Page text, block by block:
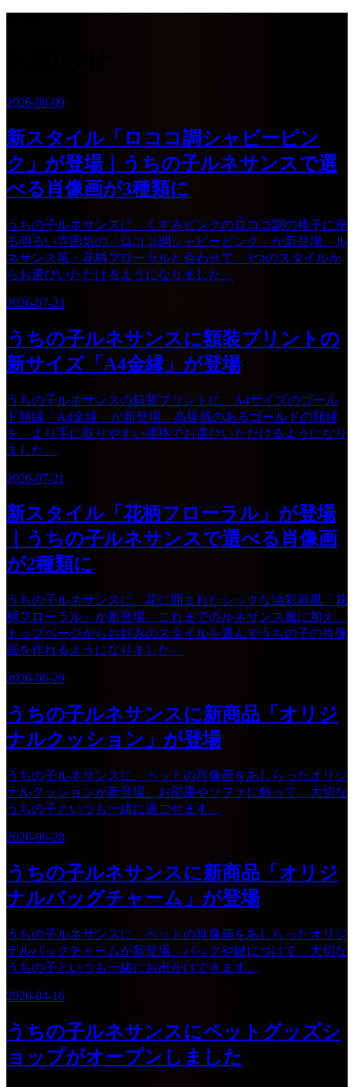
2026-08-09
新スタイル「ロココ調シャビーピン
ク」が登場｜うちの子ルネサンスで選
べる肖像画が3種類に
うちの子ルネサンスに、くすみピンクのロココ調の椅子に座
る明るい雰囲気の「ロココ調シャビーピンク」が新登場。ル
ネサンス風・花柄フローラルと合わせて、3つのスタイルか
らお選びいただけるようになりました。
2026-07-23
うちの子ルネサンスに額装プリントの
新サイズ「A4金縁」が登場
うちの子ルネサンスの額装プリントに、A4サイズのゴール
ド額縁「A4金縁」が新登場。高級感のあるゴールドの額縁
を、より手に取りやすい価格でお選びいただけるようになり
ました。
2026-07-21
新スタイル「花柄フローラル」が登場
｜うちの子ルネサンスで選べる肖像画
が2種類に
うちの子ルネサンスに、花に囲まれたシックな油彩画風「花
柄フローラル」が新登場。これまでのルネサンス風に加え、
トップページからお好みのスタイルを選んでうちの子の肖像
画を作れるようになりました。
2026-06-29
うちの子ルネサンスに新商品「オリジ
ナルクッション」が登場
うちの子ルネサンスに、ペットの肖像画をあしらったオリジ
ナルクッションが新登場。お部屋やソファに飾って、大切な
うちの子といつも一緒に過ごせます。
2026-06-28
うちの子ルネサンスに新商品「オリジ
ナルバッグチャーム」が登場
うちの子ルネサンスに、ペットの肖像画をあしらったオリジ
ナルバッグチャームが新登場。バッグや鍵につけて、大切な
うちの子といつも一緒にお出かけできます。
2026-04-16
うちの子ルネサンスにペットグッズシ
ョップがオープンしました